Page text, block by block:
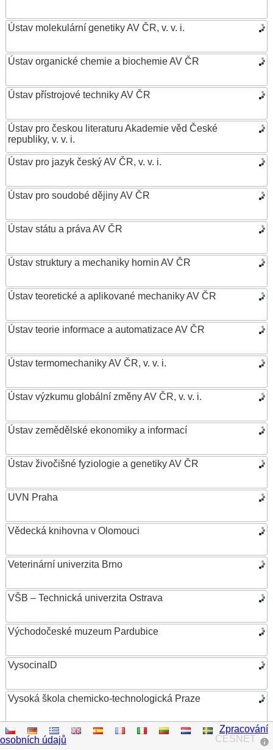
Ústav molekulární genetiky AV ČR, v. v. i.
Ústav organické chemie a biochemie AV ČR
Ústav přístrojové techniky AV ČR
Ústav pro českou literaturu Akademie věd České
republiky, v. v. i.
Ústav pro jazyk český AV ČR, v. v. i.
Ústav pro soudobé dějiny AV ČR
Ústav státu a práva AV ČR
Ústav struktury a mechaniky hornin AV ČR
Ústav teoretické a aplikované mechaniky AV ČR
Ústav teorie informace a automatizace AV ČR
Ústav termomechaniky AV ČR, v. v. i.
Ústav výzkumu globální změny AV ČR, v. v. i.
Ústav zemědělské ekonomiky a informací
Ústav živočišné fyziologie a genetiky AV ČR
UVN Praha
Vědecká knihovna v Olomouci
Veterinární univerzita Brno
VŠB – Technická univerzita Ostrava
Východočeské muzeum Pardubice
VysocinaID
Vysoká škola chemicko-technologická Praze
Vysoká škola ekonomická v Praze
CESNET
Zpracování
osobních údajů